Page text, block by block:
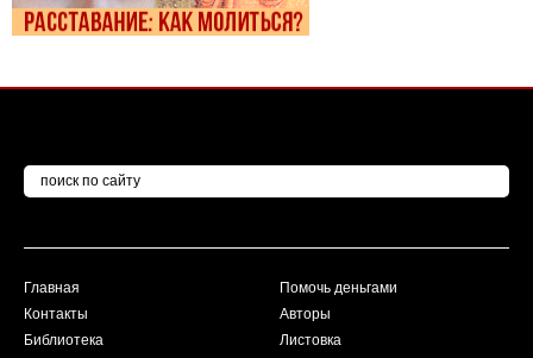
Главная
Контакты
Библиотека
Помочь деньгами
Авторы
Листовка